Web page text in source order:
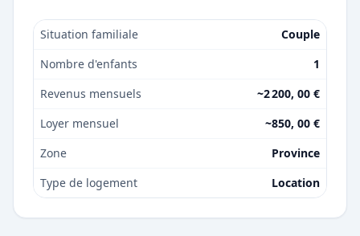
Situation familiale
Couple
Nombre d'enfants
1
Revenus mensuels
~2 200, 00 €
Loyer mensuel
~850, 00 €
Zone
Province
Type de logement
Location